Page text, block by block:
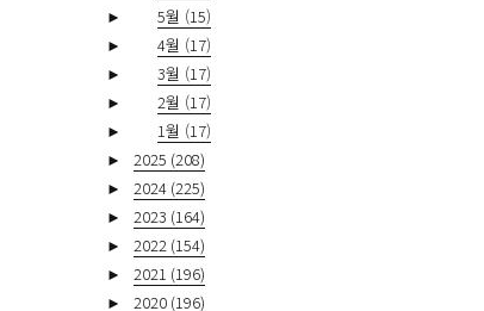
►
5월 (15)
►
4월 (17)
►
3월 (17)
►
2월 (17)
►
1월 (17)
►
2025 (208)
►
2024 (225)
►
2023 (164)
►
2022 (154)
►
2021 (196)
►
2020 (196)